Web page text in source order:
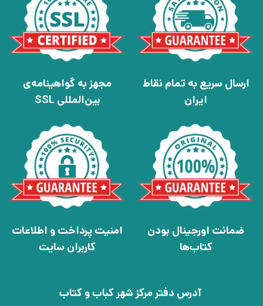
ارسال سریع به تمام نقاط
ایران
مجهز به گواهینامه‌ی
بین‌المللی SSL
ضمانت اورجینال بودن
کتاب‌ها
امنیت پرداخت و اطلاعات
کاربران سایت
آدرس دفتر مرکز شهر کباب و کتاب